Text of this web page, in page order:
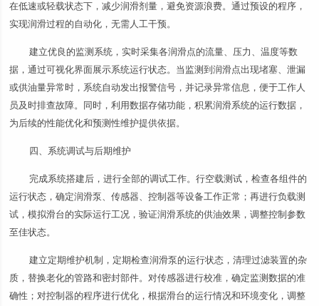
在低速或轻载状态下，减少润滑剂量，避免资源浪费。通过预设的程序，
实现润滑过程的自动化，无需人工干预。
建立优良的监测系统，实时采集各润滑点的流量、压力、温度等数
据，通过可视化界面展示系统运行状态。当监测到润滑点出现堵塞、泄漏
或供油量异常时，系统自动发出报警信号，并记录异常信息，便于工作人
员及时排查故障。同时，利用数据存储功能，积累润滑系统的运行数据，
为后续的性能优化和预测性维护提供依据。
四、系统调试与后期维护
完成系统搭建后，进行全部的调试工作。行空载测试，检查各组件的
运行状态，确定润滑泵、传感器、控制器等设备工作正常；再进行负载测
试，模拟滑台的实际运行工况，验证润滑系统的供油效果，调整控制参数
至佳状态。
建立定期维护机制，定期检查润滑泵的运行状态，清理过滤装置的杂
质，替换老化的管路和密封部件。对传感器进行校准，确定监测数据的准
确性；对控制器的程序进行优化，根据滑台的运行情况和环境变化，调整